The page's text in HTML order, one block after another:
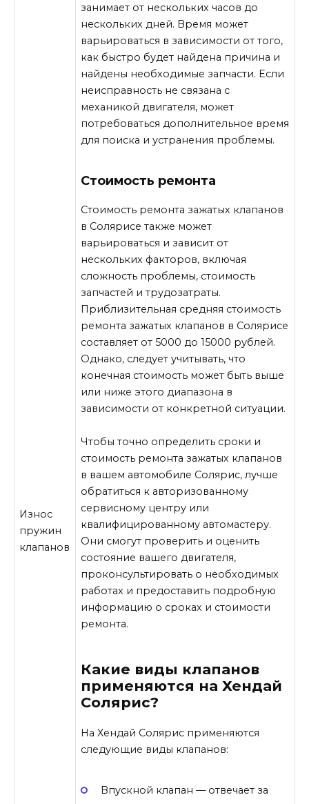
Износ
пружин
клапанов
занимает от нескольких часов до
нескольких дней. Время может
варьироваться в зависимости от того,
как быстро будет найдена причина и
найдены необходимые запчасти. Если
неисправность не связана с
механикой двигателя, может
потребоваться дополнительное время
для поиска и устранения проблемы.
Стоимость ремонта
Стоимость ремонта зажатых клапанов
в Солярисе также может
варьироваться и зависит от
нескольких факторов, включая
сложность проблемы, стоимость
запчастей и трудозатраты.
Приблизительная средняя стоимость
ремонта зажатых клапанов в Солярисе
составляет от 5000 до 15000 рублей.
Однако, следует учитывать, что
конечная стоимость может быть выше
или ниже этого диапазона в
зависимости от конкретной ситуации.
Чтобы точно определить сроки и
стоимость ремонта зажатых клапанов
в вашем автомобиле Солярис, лучше
обратиться к авторизованному
сервисному центру или
квалифицированному автомастеру.
Они смогут проверить и оценить
состояние вашего двигателя,
проконсультировать о необходимых
работах и предоставить подробную
информацию о сроках и стоимости
ремонта.
Какие виды клапанов
применяются на Хендай
Солярис?
На Хендай Солярис применяются
следующие виды клапанов:
Впускной клапан — отвечает за